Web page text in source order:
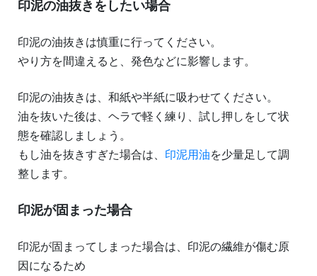
印泥の油抜きをしたい場合
印泥の油抜きは慎重に行ってください。
やり方を間違えると、発色などに影響します。
印泥の油抜きは、和紙や半紙に吸わせてください。
油を抜いた後は、ヘラで軽く練り、試し押しをして状
態を確認しましょう。
もし油を抜きすぎた場合は、 印泥用油を少量足して調
整します。
印泥が固まった場合
印泥が固まってしまった場合は、印泥の繊維が傷む原
因になるため